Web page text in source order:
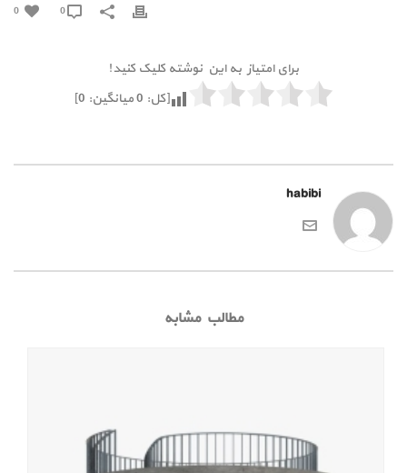
0
برای امتیاز به این نوشته کلیک کنید!
[کل: 0میانگین: 0
]
habibi
مطالب مشابه